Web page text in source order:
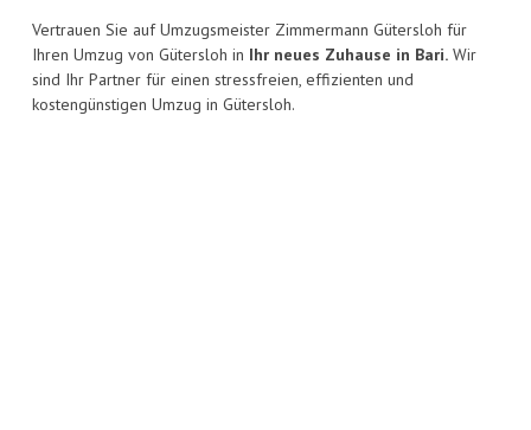
Vertrauen Sie auf Umzugsmeister Zimmermann Gütersloh für
Ihren Umzug von Gütersloh in Ihr neues Zuhause in Bari. Wir
sind Ihr Partner für einen stressfreien, effizienten und
kostengünstigen Umzug in Gütersloh.